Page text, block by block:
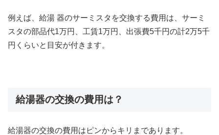
例えば、給湯 器のサーミスタを交換する費用は、サーミ
スタの部品代1万円、工賃1万円、出張費5千円の計2万5千
円くらいと目安が付きます。
給湯器の交換の費用は？
給湯器の交換の費用はピンからキリまであります。